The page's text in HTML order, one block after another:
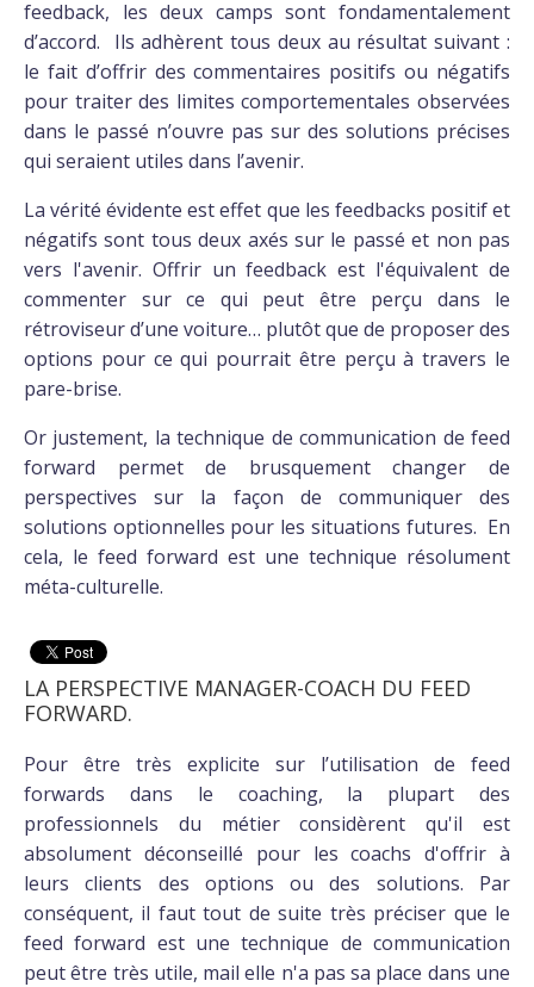
feedback, les deux camps sont fondamentalement
d’accord. Ils adhèrent tous deux au résultat suivant :
le fait d’offrir des commentaires positifs ou négatifs
pour traiter des limites comportementales observées
dans le passé n’ouvre pas sur des solutions précises
qui seraient utiles dans l’avenir.
La vérité évidente est effet que les feedbacks positif et
négatifs sont tous deux axés sur le passé et non pas
vers l'avenir. Offrir un feedback est l'équivalent de
commenter sur ce qui peut être perçu dans le
rétroviseur d’une voiture… plutôt que de proposer des
options pour ce qui pourrait être perçu à travers le
pare-brise.
Or justement, la technique de communication de feed
forward permet de brusquement changer de
perspectives sur la façon de communiquer des
solutions optionnelles pour les situations futures. En
cela, le feed forward est une technique résolument
méta-culturelle.
LA PERSPECTIVE MANAGER-COACH DU FEED
FORWARD.
Pour être très explicite sur l’utilisation de feed
forwards dans le coaching, la plupart des
professionnels du métier considèrent qu'il est
absolument déconseillé pour les coachs d'offrir à
leurs clients des options ou des solutions. Par
conséquent, il faut tout de suite très préciser que le
feed forward est une technique de communication
peut être très utile, mail elle n'a pas sa place dans une